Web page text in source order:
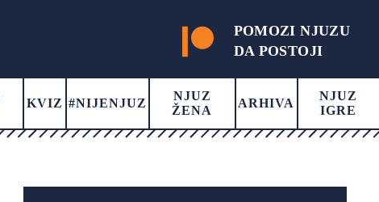
POMOZI NJUZU
DA POSTOJI
KVIZ #NIJENJUZ
NJUZ
ŽENA
ARHIVA
NJUZ
IGRE